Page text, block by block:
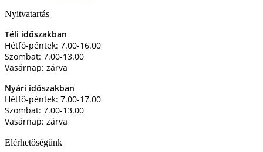
Nyitvatartás
Téli időszakban
Hétfő-péntek: 7.00-16.00
Szombat: 7.00-13.00
Vasárnap: zárva
Nyári időszakban
Hétfő-péntek: 7.00-17.00
Szombat: 7.00-13.00
Vasárnap: zárva
Elérhetőségünk